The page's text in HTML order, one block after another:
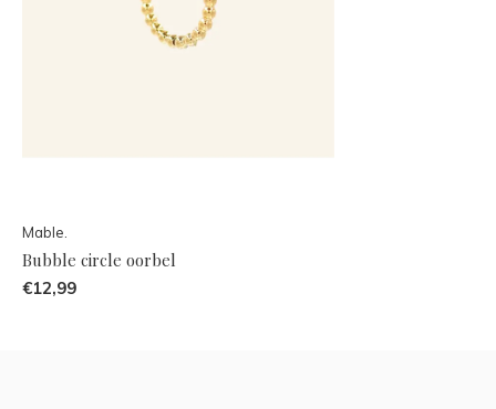
Mable.
Bubble circle oorbel
€12,99